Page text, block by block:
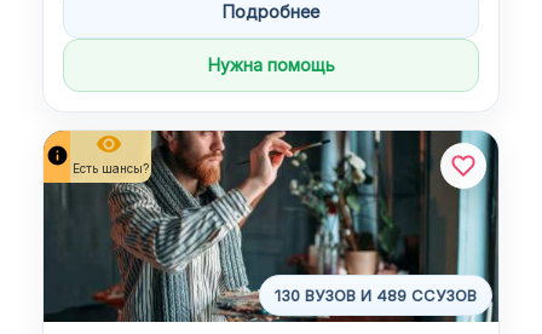
Подробнее
Нужна помощь
info remove_red_eye
Есть шансы?
130 ВУЗОВ И 489 ССУЗОВ